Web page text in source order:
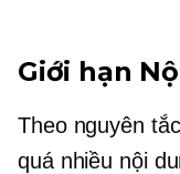
Giới hạn
Theo nguyên
quá nhiều nội